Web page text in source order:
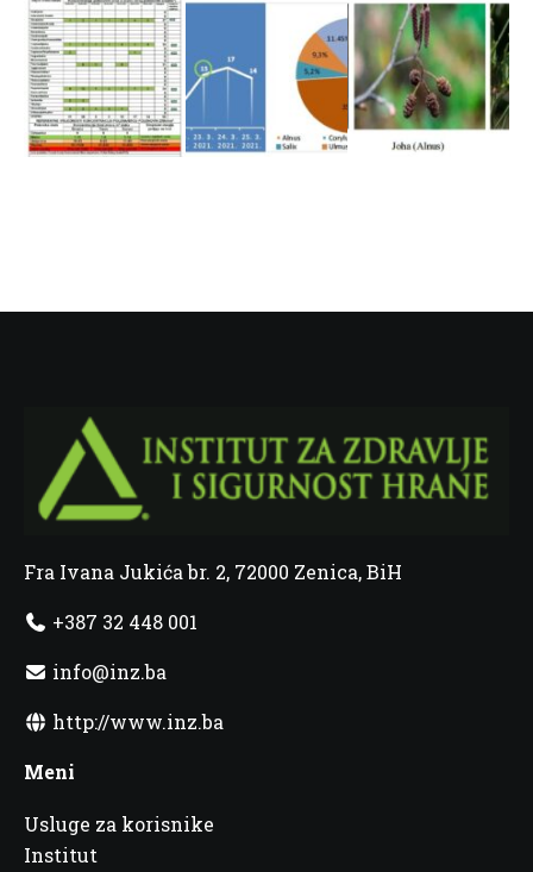
Fra Ivana Jukića br. 2, 72000 Zenica, BiH
+387 32 448 001
info@inz.ba
http://www.inz.ba
Meni
Usluge za korisnike
Institut